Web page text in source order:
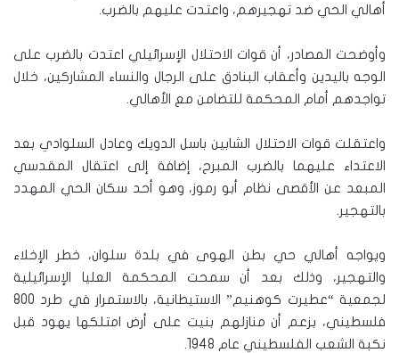
أهالي الحي ضد تهجيرهم، واعتدت عليهم بالضرب.
وأوضحت المصادر، أن قوات الاحتلال الإسرائيلي اعتدت بالضرب على
الوجه باليدين وأعقاب البنادق على الرجال والنساء المشاركين، خلال
تواجدهم أمام المحكمة للتضامن مع الأهالي.
واعتقلت قوات الاحتلال الشابين باسل الدويك وعادل السلوادي بعد
الاعتداء عليهما بالضرب المبرح، إضافة إلى اعتقال المقدسي
المبعد عن الأقصى نظام أبو رموز، وهو أحد سكان الحي المهدد
بالتهجير.
ويواجه أهالي حي بطن الهوى في بلدة سلوان، خطر الإخلاء
والتهجير، وذلك بعد أن سمحت المحكمة العليا الإسرائيلية
لجمعية “عطيرت كوهنيم” الاستيطانية، بالاستمرار في طرد 800
فلسطيني، بزعم أن منازلهم بنيت على أرض امتلكها يهود قبل
نكبة الشعب الفلسطيني عام 1948.